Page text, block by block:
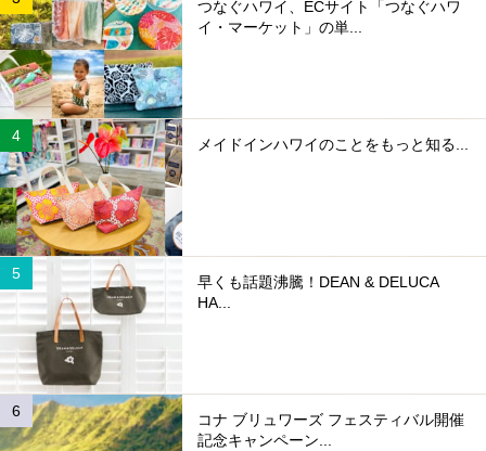
つなぐハワイ、ECサイト「つなぐハワ
イ・マーケット」の単...
メイドインハワイのことをもっと知る...
早くも話題沸騰！DEAN & DELUCA
HA...
コナ ブリュワーズ フェスティバル開催
記念キャンペーン...